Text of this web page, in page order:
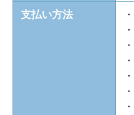
支払い方法